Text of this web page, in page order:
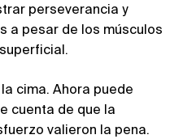
perseverancia y
a pesar de los músculos
cima. Ahora puede
cuenta de que la
valieron la pena.